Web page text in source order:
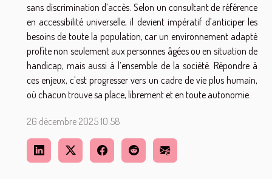
sans discrimination d’accès. Selon un consultant de référence
en accessibilité universelle, il devient impératif d’anticiper les
besoins de toute la population, car un environnement adapté
profite non seulement aux personnes âgées ou en situation de
handicap, mais aussi à l’ensemble de la société. Répondre à
ces enjeux, c’est progresser vers un cadre de vie plus humain,
où chacun trouve sa place, librement et en toute autonomie.
26 décembre 2025 10:58